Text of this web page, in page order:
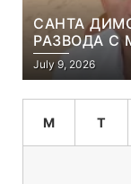
САНТА
РАЗВОДА
July 9, 2026
M T